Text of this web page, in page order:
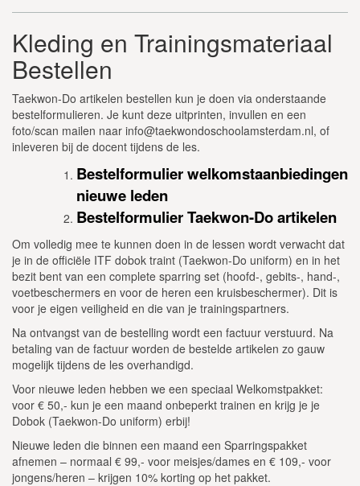
GRATIS PROEFLES
Officieel Erkend Leerbedrijf
CB19NL
Vertrouwenscontactpersoon (VCP)
Algemene Voorwaarden en Huisregels
Privacy & Cookies
Kleding en Trainingsmateriaal
Bestellen
Taekwon-Do artikelen bestellen kun je doen via onderstaande
bestelformulieren. Je kunt deze uitprinten, invullen en een
foto/scan mailen naar info@taekwondoschoolamsterdam.nl, of
inleveren bij de docent tijdens de les.
Bestelformulier welkomstaanbiedingen
nieuwe leden
Bestelformulier Taekwon-Do artikelen
Om volledig mee te kunnen doen in de lessen wordt verwacht dat
je in de officiële ITF dobok traint (Taekwon-Do uniform) en in het
bezit bent van een complete sparring set (hoofd-, gebits-, hand-,
voetbeschermers en voor de heren een kruisbeschermer). Dit is
voor je eigen veiligheid en die van je trainingspartners.
Na ontvangst van de bestelling wordt een factuur verstuurd. Na
betaling van de factuur worden de bestelde artikelen zo gauw
mogelijk tijdens de les overhandigd.
Voor nieuwe leden hebben we een speciaal Welkomstpakket:
voor € 50,- kun je een maand onbeperkt trainen en krijg je je
Dobok (Taekwon-Do uniform) erbij!
Nieuwe leden die binnen een maand een Sparringspakket
afnemen – normaal € 99,- voor meisjes/dames en € 109,- voor
jongens/heren – krijgen 10% korting op het pakket.